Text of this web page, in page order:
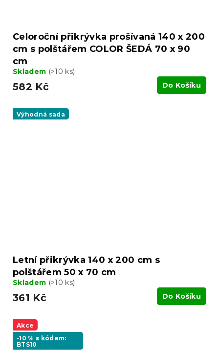
Celoroční přikrývka prošívaná 140 x 200
cm s polštářem COLOR ŠEDÁ 70 x 90
cm
Skladem (>10 ks)
582 Kč Do Košíku
Výhodná sada
Letní přikrývka 140 x 200 cm s
polštářem 50 x 70 cm
Skladem (>10 ks)
361 Kč Do Košíku
Akce
-10 % s kódem:
BTS10